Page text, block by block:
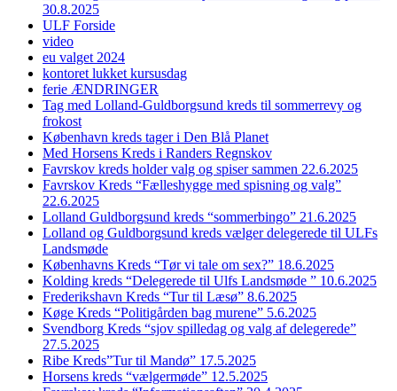
30.8.2025
ULF Forside
video
eu valget 2024
kontoret lukket kursusdag
ferie ÆNDRINGER
Tag med Lolland-Guldborgsund kreds til sommerrevy og
frokost
København kreds tager i Den Blå Planet
Med Horsens Kreds i Randers Regnskov
Favrskov kreds holder valg og spiser sammen 22.6.2025
Favrskov Kreds “Fælleshygge med spisning og valg”
22.6.2025
Lolland Guldborgsund kreds “sommerbingo” 21.6.2025
Lolland og Guldborgsund kreds vælger delegerede til ULFs
Landsmøde
Københavns Kreds “Tør vi tale om sex?” 18.6.2025
Kolding kreds “Delegerede til Ulfs Landsmøde ” 10.6.2025
Frederikshavn Kreds “Tur til Læsø” 8.6.2025
Køge Kreds “Politigården bag murene” 5.6.2025
Svendborg Kreds “sjov spilledag og valg af delegerede”
27.5.2025
Ribe Kreds”Tur til Mandø” 17.5.2025
Horsens kreds “vælgermøde” 12.5.2025